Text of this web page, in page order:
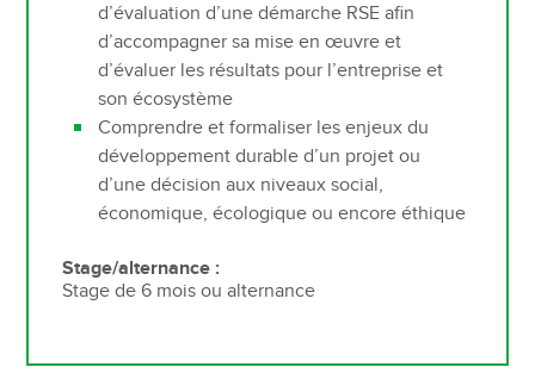
d’évaluation d’une démarche RSE afin
d’accompagner sa mise en œuvre et
d’évaluer les résultats pour l’entreprise et
son écosystème
Comprendre et formaliser les enjeux du
développement durable d’un projet ou
d’une décision aux niveaux social,
économique, écologique ou encore éthique
Stage/alternance :
Stage de 6 mois ou alternance